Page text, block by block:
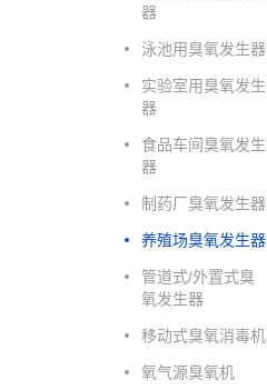
器
泳池用臭氧发生器
实验室用臭氧发生
器
食品车间臭氧发生
器
制药厂臭氧发生器
养殖场臭氧发生器
管道式/外置式臭
氧发生器
移动式臭氧消毒机
氧气源臭氧机